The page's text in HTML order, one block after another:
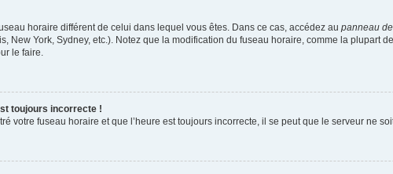
horaire différent de celui dans lequel vous êtes. Dans ce cas, accédez au panneau
New York, Sydney, etc.). Notez que la modification du fuseau horaire, comme la plupart
le faire.
toujours incorrecte !
votre fuseau horaire et que l’heure est toujours incorrecte, il se peut que le serveur ne